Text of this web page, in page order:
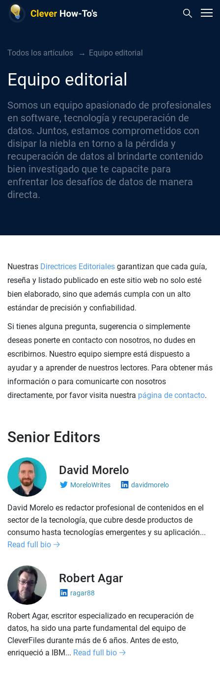
Todos los artículos Equipo editorial
Equipo editorial
Somos un equipo apasionado de profesionales
en software, tecnología y recuperación de
datos. Juntos, estamos comprometidos con
disipar la niebla en torno a la pérdida y
recuperación de datos al brindarte contenido
bien investigado que te capacite para
enfrentar los desafíos de datos de manera
directa.
Nuestras Directrices Editoriales garantizan que cada guía,
reseña y listado publicado en este sitio web no solo esté
bien elaborado, sino que además cumpla con un alto
estándar de precisión y confiabilidad.
Si tienes alguna pregunta, sugerencia o simplemente
deseas ponerte en contacto con nosotros, no dudes en
escribirnos. Nuestro equipo siempre está dispuesto a
ayudar y a aprender de nuestros lectores. Para obtener más
información o para comunicarte con nosotros
directamente, por favor visita nuestra página de contacto.
Senior Editors
David Morelo
MoreloWrites davidmorelo
David Morelo es redactor profesional de contenidos en el
sector de la tecnología, que cubre desde productos de
consumo hasta tecnologías emergentes y su aplicación...
Read full bio
Robert Agar
ragar88
Robert Agar, escritor especializado en recuperación de
datos, ha sido una parte fundamental del equipo de
CleverFiles durante más de 6 años. Antes de esto,
enriqueció a IBM... Read full bio